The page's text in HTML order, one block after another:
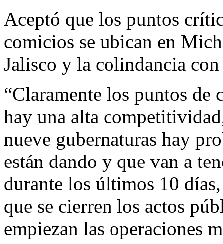
Aceptó que los puntos
comicios se ubican en
Jalisco y la colindancia
“Claramente los puntos de
hay una alta
nueve gubernaturas hay
están dando y que van a
durante los últimos 10
que se cierren los actos
empiezan las operaciones